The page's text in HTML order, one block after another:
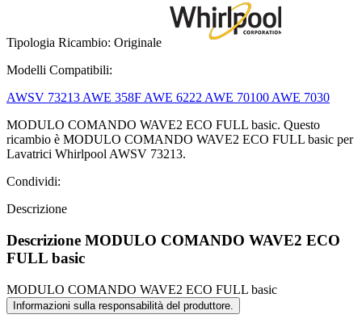
Tipologia Ricambio: Originale
Modelli Compatibili:
AWSV 73213 AWE 358F AWE 6222 AWE 70100 AWE 7030
MODULO COMANDO WAVE2 ECO FULL basic. Questo
ricambio è MODULO COMANDO WAVE2 ECO FULL basic per
Lavatrici Whirlpool AWSV 73213.
Condividi:
Descrizione
Descrizione MODULO COMANDO WAVE2 ECO
FULL basic
MODULO COMANDO WAVE2 ECO FULL basic
Informazioni sulla responsabilità del produttore.